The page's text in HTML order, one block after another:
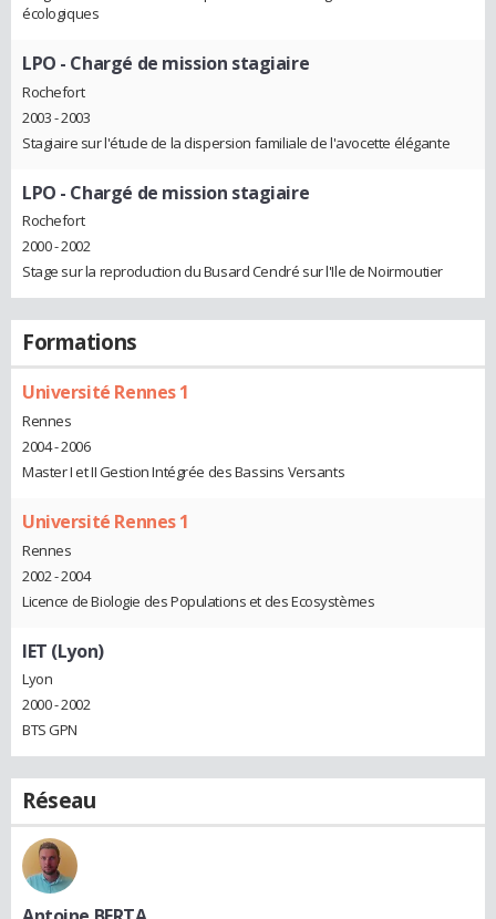
écologiques
LPO - Chargé de mission stagiaire
Rochefort
2003 - 2003
Stagiaire sur l'étude de la dispersion familiale de l'avocette élégante
LPO - Chargé de mission stagiaire
Rochefort
2000 - 2002
Stage sur la reproduction du Busard Cendré sur l'Ile de Noirmoutier
Formations
Université Rennes 1
Rennes
2004 - 2006
Master I et II Gestion Intégrée des Bassins Versants
Université Rennes 1
Rennes
2002 - 2004
Licence de Biologie des Populations et des Ecosystèmes
IET (Lyon)
Lyon
2000 - 2002
BTS GPN
Réseau